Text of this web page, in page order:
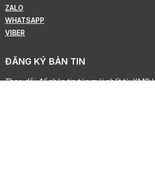
ZALO
WHATSAPP
VIBER
ĐĂNG KÝ BẢN TIN
Theo dõi để nhận tin tức mới nhất từ KMC !